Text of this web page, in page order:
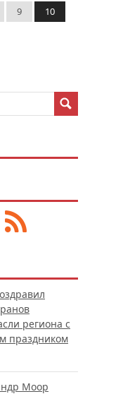
9
10
региона с
праздником
Моор